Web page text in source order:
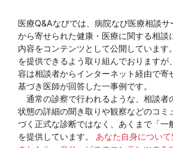
医療Q&Aなびでは、病院なび医療相談サ
から寄せられた健康・医療に関する相談
内容をコンテンツとして公開しています
を提供できるよう取り組んでおりますが
容は相談者からインターネット経由で寄
基づき医師が回答した一事例です。
通常の診察で行われるような、相談者
状態の詳細の聞き取りや観察などのコミ
づく正式な診断ではなく、あくまで「一
を提供しています。 あなた自身につい